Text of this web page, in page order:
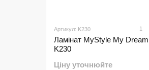
Артикул: K230 1
Ламінат MyStyle My
K230
Ціну уточнюйте